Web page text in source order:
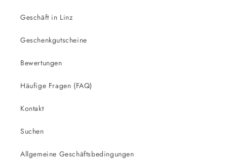
Geschäft in Linz
Geschenkgutscheine
Bewertungen
Häufige Fragen (FAQ)
Kontakt
Suchen
Allgemeine Geschäftsbedingungen